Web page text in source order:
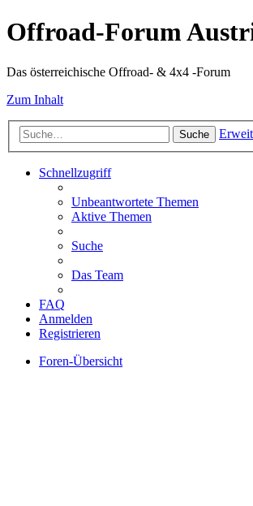
Offroad-Forum
Das österreichische Offroad- & 4x4 -Forum
Zum Inhalt
Suche
Schnellzugriff
Unbeantwortete Themen
Aktive Themen
Suche
Das Team
FAQ
Anmelden
Registrieren
Foren-Übersicht